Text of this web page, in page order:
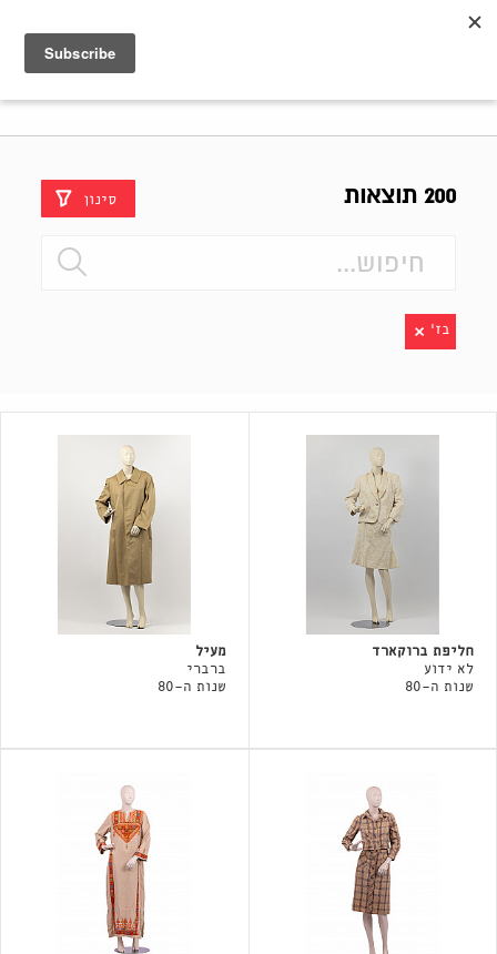
200 תוצאות סינון
בז'
חליפת ברוקארד
לא ידוע
שנות ה-80
מעיל
ברברי
שנות ה-80